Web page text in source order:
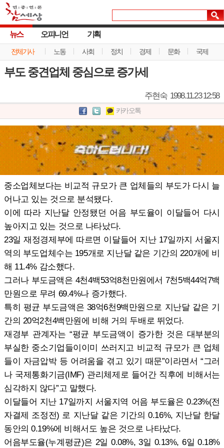
뉴스
전체기사 노동 사회 정치 경제 문화 국제
오피니언 기획
부도 중견업체 중심으로 증가세
주현숙 1998.11.23 12:58
카카오톡
중소업체보다는 비교적 규모가 큰 업체들의 부도가 다시 늘
어나고 있는 것으로 분석됐다.
이에 따라 지난달 안정됐던 어음 부도율이 이달들어 다시
높아지고 있는 것으로 나타났다.
23일 재정경제부에 따르면 이달들어 지난 17일까지 서울지
역의 부도업체수는 195개로 지난달 같은 기간의 220개에 비
해 11.4% 감소했다.
그러나 부도금액은 4천4백53억8천만원에서 7천5백44억7백
만원으로 무려 69.4%나 증가했다.
특히 평균 부도금액은 38억6천9백만원으로 지난달 같은 기
간의 20억2천4백만원에 비해 거의 두배로 뛰었다.
재경부 관계자는 “평균 부도금액이 증가한 것은 대부분의
부실한 중소기업들이이미 쓰러지고 비교적 규모가 큰 업체
들이 자금압박 등 어려움을 겪고 있기 때문”이라면서 “그러
나 국제통화기금(IMF) 관리체제로 들어간 직후에 비해서는
심각하지 않다”고 말했다.
이달들어 지난 17일까지 서울지역 어음 부도율은 0.23%(전
자결제 조정전) 로 지난달 같은 기간의 0.16%, 지난달 한달
동안의 0.19%에 비해서도 높은 것으로 나타났다.
어음부도율(누계평균)은 2일 0.08%, 3일 0.13%, 6일 0.18%